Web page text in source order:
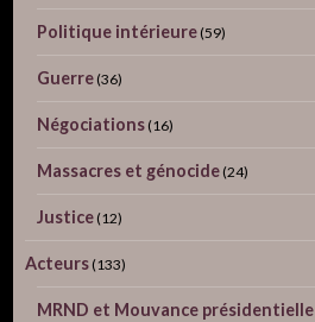
Politique intérieure (59)
Guerre (36)
Négociations (16)
Massacres et génocide (24)
Justice (12)
Acteurs (133)
MRND et Mouvance présidentielle